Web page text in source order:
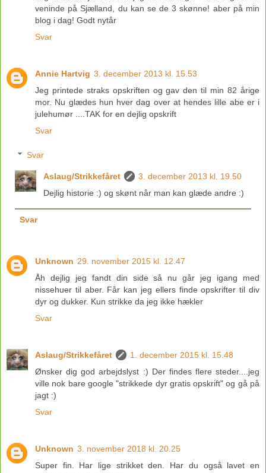
veninde på Sjælland, du kan se de 3 skønne! aber på min
blog i dag! Godt nytår
Svar
Annie Hartvig 3. december 2013 kl. 15.53
Jeg printede straks opskriften og gav den til min 82 årige
mor. Nu glædes hun hver dag over at hendes lille abe er i
julehumør ....TAK for en dejlig opskrift
Svar
Svar
Aslaug/Strikkefåret
3. december 2013 kl. 19.50
Dejlig historie :) og skønt når man kan glæde andre :)
Svar
Unknown 29. november 2015 kl. 12.47
Åh dejlig jeg fandt din side så nu går jeg igang med
nissehuer til aber. Får kan jeg ellers finde opskrifter til div
dyr og dukker. Kun strikke da jeg ikke hækler
Svar
Aslaug/Strikkefåret
1. december 2015 kl. 15.48
Ønsker dig god arbejdslyst :) Der findes flere steder....jeg
ville nok bare google "strikkede dyr gratis opskrift" og gå på
jagt :)
Svar
Unknown 3. november 2018 kl. 20.25
Super fin. Har lige strikket den. Har du også lavet en